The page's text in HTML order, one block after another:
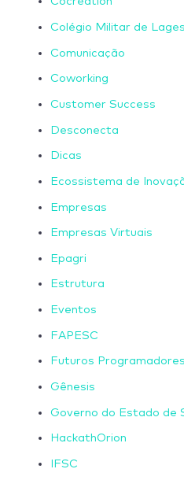
Colégio Militar de Lages
Comunicação
Coworking
Customer Success
Desconecta
Dicas
Ecossistema de
Empresas
Empresas Virtuais
Epagri
Estrutura
Eventos
FAPESC
Futuros Programadores
Gênesis
Governo do Estado de
HackathOrion
IFSC